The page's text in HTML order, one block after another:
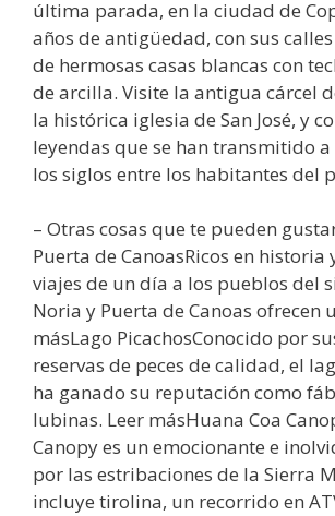
última parada, en la ciudad de
años de antigüedad, con sus
de hermosas casas blancas con
de arcilla. Visite la antigua cárcel
la histórica iglesia de San José, y
leyendas que se han transmitido
los siglos entre los habitantes del
– Otras cosas que te pueden
Puerta de CanoasRicos en historia
viajes de un día a los pueblos del
Noria y Puerta de Canoas ofrecen
másLago PicachosConocido por
reservas de peces de calidad, el
ha ganado su reputación como
lubinas. Leer másHuana Coa
Canopy es un emocionante e
por las estribaciones de la Sierra
incluye tirolina, un recorrido en